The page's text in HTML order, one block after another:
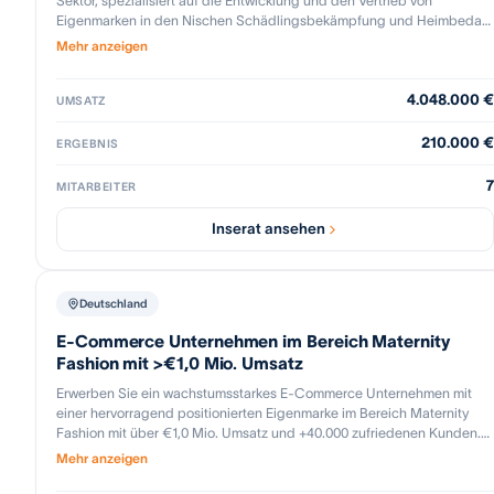
Eigenmarken in den Nischen Schädlingsbekämpfung und Heimbedarf.
Mit einer starken Präsenz auf der Amazon-Plattform durch das
ein beeindruckendes Wachstum und Umsatzstärke. Neben seiner
strategische Marktpräsenz und solide Kundenbindung aus.
Mehr anzeigen
UMSATZ 4.048.000 €
ERGEBNIS 210.000 €
MITARBEITER 7
Inserat ansehen
Deutschland
E-Commerce Unternehmen im Bereich Maternity
Fashion mit >€1,0 Mio. Umsatz
Erwerben Sie ein wachstumsstarkes E-Commerce Unternehmen mit
einer hervorragend positionierten Eigenmarke im Bereich Maternity
Fashion mit über €1,0 Mio. Umsatz und +40.000 zufriedenen Kunden.
Das Unternehmen vertreibt ein fokussiertes Portfolio aus aktuell 12
Mehr anzeigen